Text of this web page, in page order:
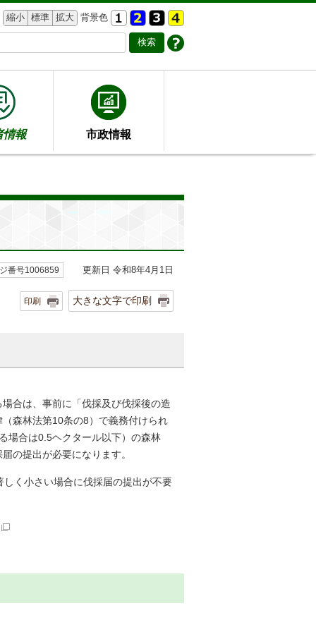
縮小 標準 拡大 背景色
情報 市政情報
番号1006859 更新日 令和8年4月1日
印刷 大きな文字で印刷
合は、事前に「伐採及び伐採後の造
森林法第10条の8）で義務付けられ
場合は0.5ヘクタール以下）の森林
の提出が必要になります。
く小さい場合に伐採届の提出が不要